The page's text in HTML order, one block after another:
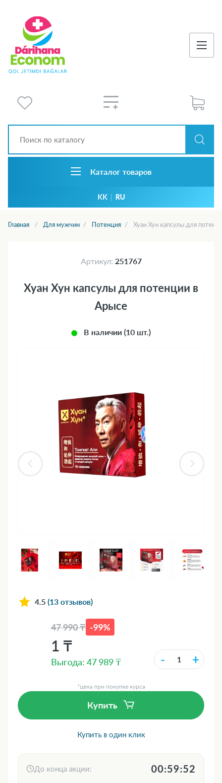
Каталог товаров
KK | RU
Главная Для мужчин Потенция Хуан Хун капсулы для
Артикул: 251767
В наличии (10 шт.)
Хуан Хун капсулы для потенции в
Арысе
4.5 (13 отзывов)
47 990 ₸ -99%
1 ₸
Выгода: 47 989 ₸ - +
*цена при покупке курса
Купить
Купить в один клик
До конца акции: 00:59:51